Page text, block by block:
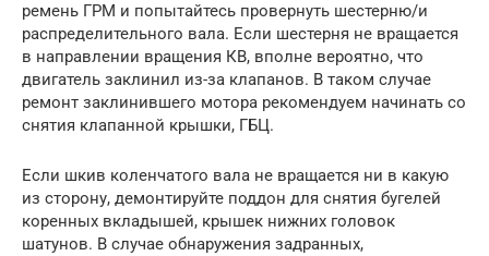
ремень ГРМ и попытайтесь провернуть шестерню/и
распределительного вала. Если шестерня не вращается
в направлении вращения КВ, вполне вероятно, что
двигатель заклинил из-за клапанов. В таком случае
ремонт заклинившего мотора рекомендуем начинать со
снятия клапанной крышки, ГБЦ.
Если шкив коленчатого вала не вращается ни в какую
из сторону, демонтируйте поддон для снятия бугелей
коренных вкладышей, крышек нижних головок
шатунов. В случае обнаружения задранных,